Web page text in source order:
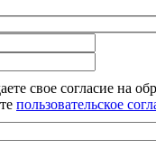
свое согласие на
пользовательское